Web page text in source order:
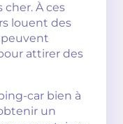
À ces
louent des
peuvent
attirer des
car bien à
un